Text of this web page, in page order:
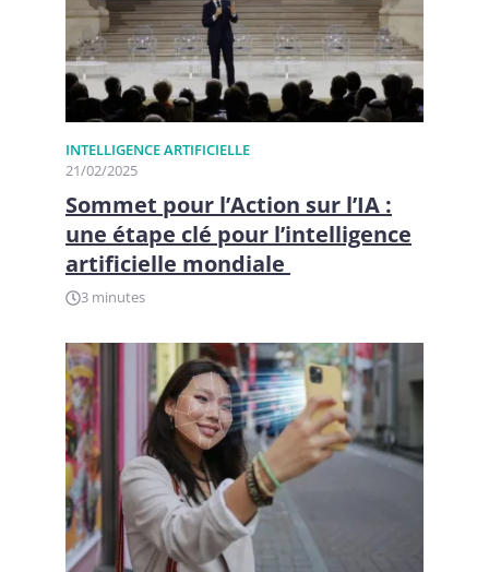
INTELLIGENCE ARTIFICIELLE
21/02/2025
Sommet pour l’Action sur l’IA :
une étape clé pour l’intelligence
artificielle mondiale
3 minutes